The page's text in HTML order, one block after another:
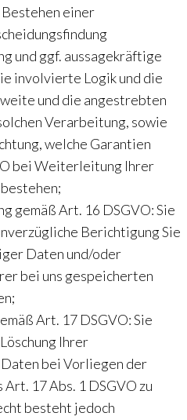
einer
und ggf. aussagekräftige
involvierte Logik und die
und die angestrebten
Verarbeitung, sowie
welche Garantien
bei Weiterleitung Ihrer
gemäß Art. 16 DSGVO: Sie
Berichtigung Sie
Daten und/oder
bei uns gespeicherten
Art. 17 DSGVO: Sie
Ihrer
bei Vorliegen der
17 Abs. 1 DSGVO zu
besteht jedoch